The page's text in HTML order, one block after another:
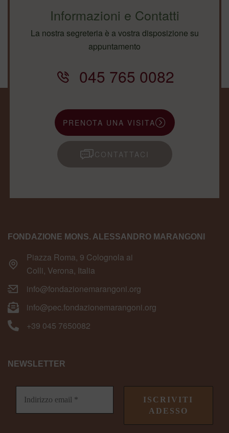
Informazioni e Contatti
La nostra segreteria è a vostra disposizione su
appuntamento
045 765 0082
PRENOTA UNA VISITA
CONTATTACI
FONDAZIONE MONS. ALESSANDRO MARANGONI
Piazza Roma, 9 Colognola ai
Colli, Verona, Italia
info@fondazionemarangoni.org
info@pec.fondazionemarangoni.org
+39 045 7650082
NEWSLETTER